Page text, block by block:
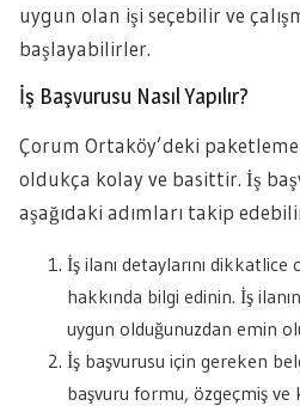
uygun olan işi seçebilir ve
başlayabilirler.
İş Başvurusu Nasıl Yapılır?
Çorum Ortaköy’deki
oldukça kolay ve basittir. İş
aşağıdaki adımları takip
İş ilanı detaylarını dikkatlice
hakkında bilgi edinin. İş
uygun olduğunuzdan emin
İş başvurusu için gereken
başvuru formu, özgeçmiş